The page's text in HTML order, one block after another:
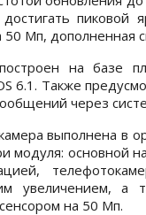
достигать
50 Мп, дополненная
на базе
6.1. Также
через
выполнена в
модуля: основной
увеличением, а
на 50 Мп.